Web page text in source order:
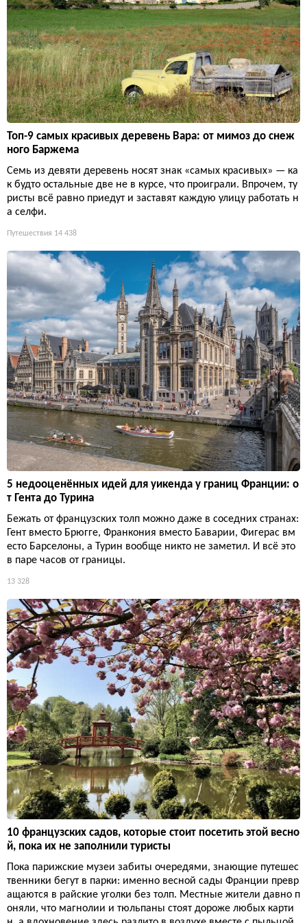
Топ-9 самых красивых деревень Вара: от мимоз до снеж
ного Баржема
Семь из девяти деревень носят знак «самых красивых» — ка
к будто остальные две не в курсе, что проиграли. Впрочем, ту
ристы всё равно приедут и заставят каждую улицу работать н
а селфи.
Путешествия 14 438
5 недооценённых идей для уикенда у границ Франции: о
т Гента до Турина
Бежать от французских толп можно даже в соседних странах:
Гент вместо Брюгге, Франкония вместо Баварии, Фигерас вм
есто Барселоны, а Турин вообще никто не заметил. И всё это
в паре часов от границы.
13 328
10 французских садов, которые стоит посетить этой весно
й, пока их не заполнили туристы
Пока парижские музеи забиты очередями, знающие путешес
твенники бегут в парки: именно весной сады Франции превр
ащаются в райские уголки без толп. Местные жители давно п
оняли, что магнолии и тюльпаны стоят дороже любых карти